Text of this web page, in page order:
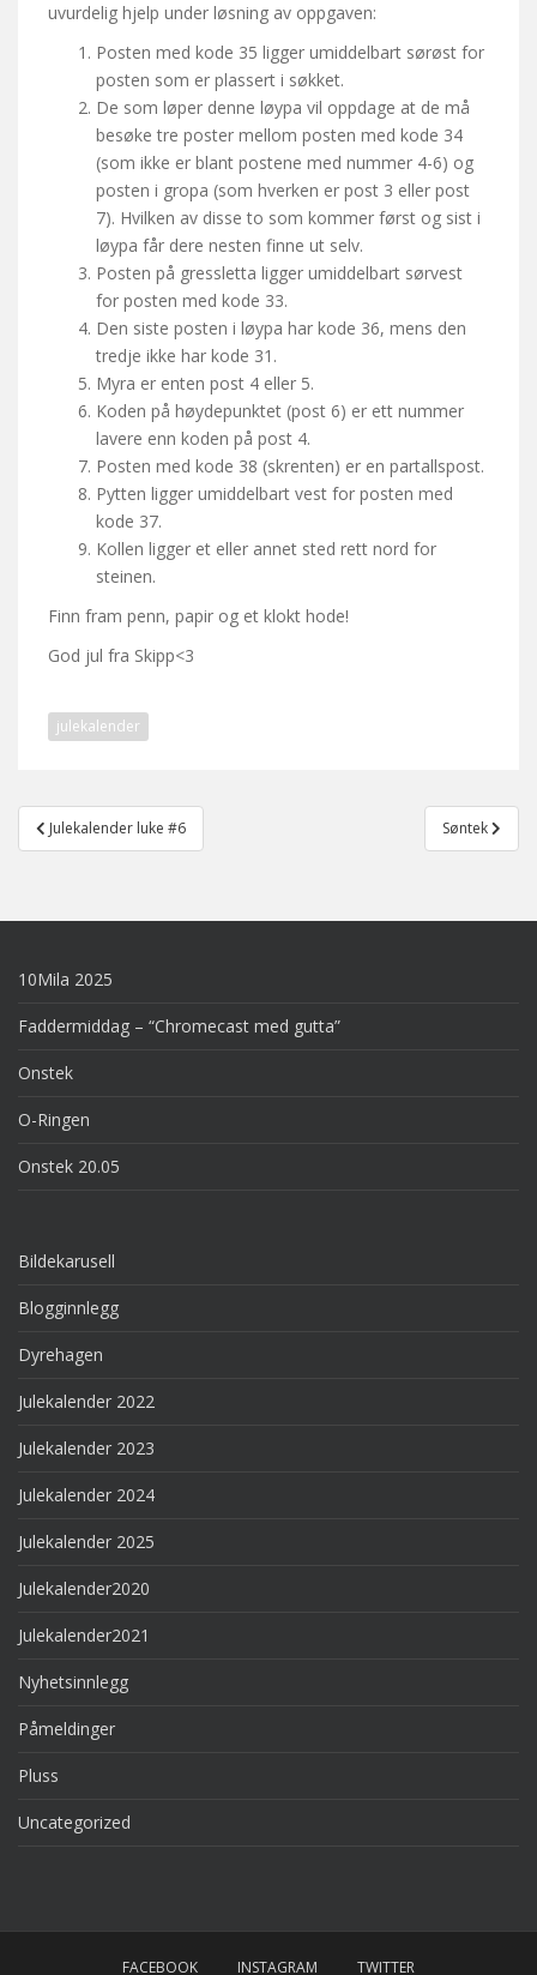
uvurdelig hjelp under løsning av oppgaven:
Posten med kode 35 ligger umiddelbart sørøst for
posten som er plassert i søkket.
De som løper denne løypa vil oppdage at de må
besøke tre poster mellom posten med kode 34
(som ikke er blant postene med nummer 4-6) og
posten i gropa (som hverken er post 3 eller post
7). Hvilken av disse to som kommer først og sist i
løypa får dere nesten finne ut selv.
Posten på gressletta ligger umiddelbart sørvest
for posten med kode 33.
Den siste posten i løypa har kode 36, mens den
tredje ikke har kode 31.
Myra er enten post 4 eller 5.
Koden på høydepunktet (post 6) er ett nummer
lavere enn koden på post 4.
Posten med kode 38 (skrenten) er en partallspost.
Pytten ligger umiddelbart vest for posten med
kode 37.
Kollen ligger et eller annet sted rett nord for
steinen.
Finn fram penn, papir og et klokt hode!
God jul fra Skipp<3
julekalender
Post
navigation
Julekalender luke #6 Søntek
10Mila 2025
Faddermiddag – “Chromecast med gutta”
Onstek
O-Ringen
Onstek 20.05
Bildekarusell
Blogginnlegg
Dyrehagen
Julekalender 2022
Julekalender 2023
Julekalender 2024
Julekalender 2025
Julekalender2020
Julekalender2021
Nyhetsinnlegg
Påmeldinger
Pluss
Uncategorized
FACEBOOK INSTAGRAM TWITTER